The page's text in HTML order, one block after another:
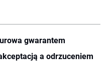
gwarantem
a odrzuceniem